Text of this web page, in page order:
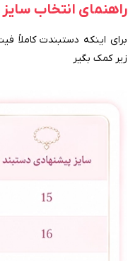
راهنمای انتخاب
برای اینکه دستبندت
زیر کمک بگیر